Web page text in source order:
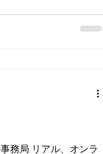
務局 リアル、オンラ